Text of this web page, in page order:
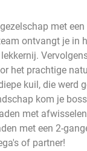
met
ontvangt je in
het prachtige
kuil, die werd
kom je
met
met een 2-
of partner!